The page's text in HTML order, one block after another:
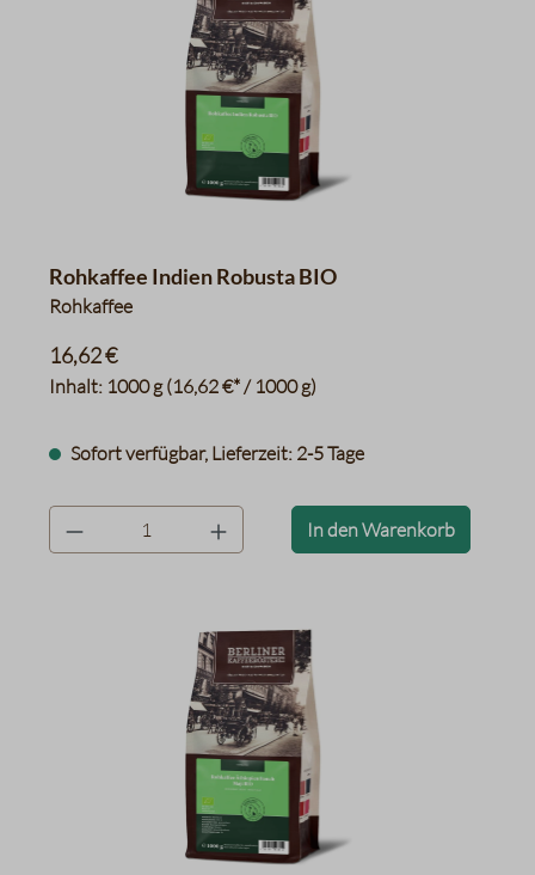
Rohkaffee Indien Robusta BIO
Rohkaffee
Inhalt: 1000 g(16,62 €* / 1000 g)
16,62 €
Sofort verfügbar, Lieferzeit: 2-5 Tage
product.quantityLabel In den Warenkorb